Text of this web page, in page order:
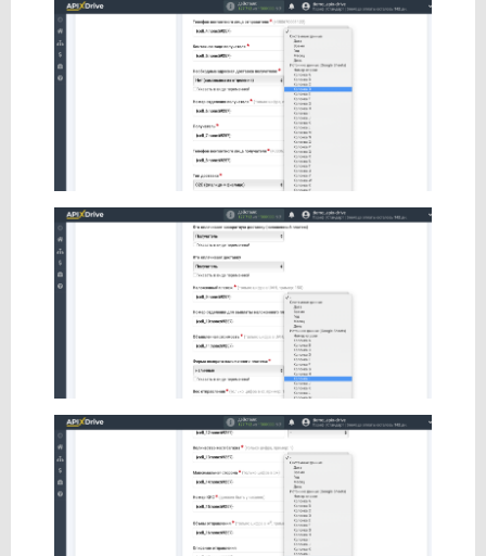
Squarespace
TidyCal